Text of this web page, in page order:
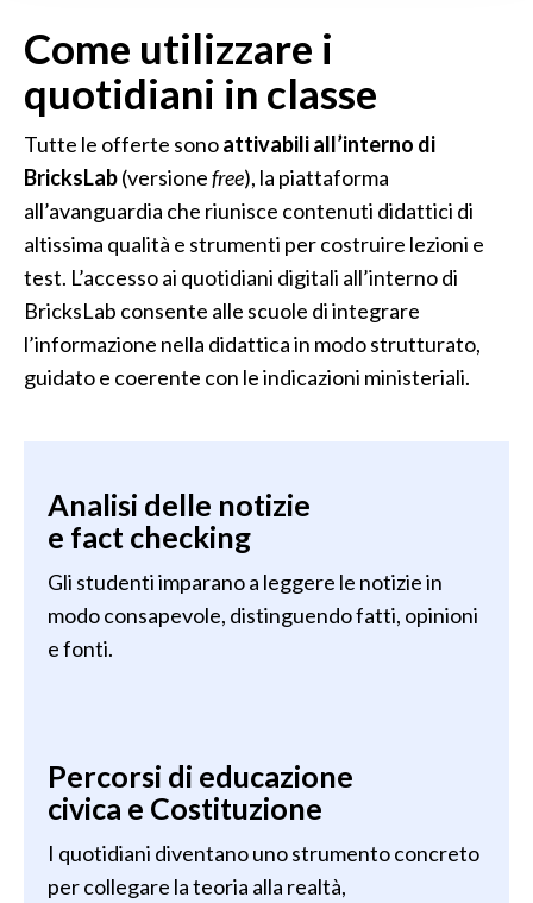
Come utilizzare i
quotidiani in classe
Tutte le offerte sonoattivabili all’interno di
BricksLab(versionefree), la piattaforma
all’avanguardia che riunisce contenuti didattici di
altissima qualità e strumenti per costruire lezioni e
test. L’accesso ai quotidiani digitali all’interno di
BricksLab consente alle scuole di integrare
l’informazione nella didattica in modo strutturato,
guidato e coerente con le indicazioni ministeriali.
Analisi delle notizie
e fact checking
Gli studenti imparano a leggere le notizie in
modo consapevole, distinguendo fatti, opinioni
e fonti.
Percorsi di educazione
civica e Costituzione
I quotidiani diventano uno strumento concreto
per collegare la teoria alla realtà,